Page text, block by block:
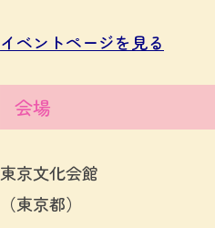
イベントページを見る
会場
東京文化会館
（東京都）